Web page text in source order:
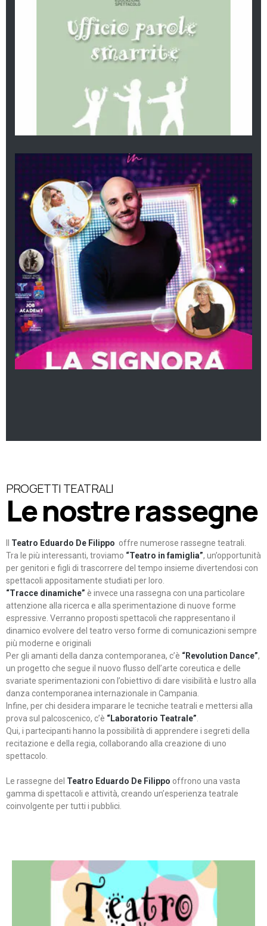
PROGETTI TEATRALI
Le nostre rassegne
Teatro Eduardo De Filippo offre numerose rassegne teatrali.
Tra le più interessanti, troviamo “Teatro in famiglia”, un’opportunità
per genitori e figli di trascorrere del tempo insieme divertendosi con
spettacoli appositamente studiati per loro.
“Tracce dinamiche” è invece una rassegna con una particolare
attenzione alla ricerca e alla sperimentazione di nuove forme
espressive. Verranno proposti spettacoli che rappresentano il
dinamico evolvere del teatro verso forme di comunicazioni sempre
più moderne e originali
Per gli amanti della danza contemporanea, c’è “Revolution Dance”,
un progetto che segue il nuovo flusso dell’arte coreutica e delle
svariate sperimentazioni con l’obiettivo di dare visibilità e lustro alla
danza contemporanea internazionale in Campania.
Infine, per chi desidera imparare le tecniche teatrali e mettersi alla
prova sul palcoscenico, c’è “Laboratorio Teatrale”
Qui, i partecipanti hanno la possibilità di apprendere i segreti della
recitazione e della regia, collaborando alla creazione di uno
spettacolo.
Le rassegne del Teatro Eduardo De Filippo offrono una vasta
gamma di spettacoli e attività, creando un’esperienza teatrale
coinvolgente per tutti i pubblici.
Continua